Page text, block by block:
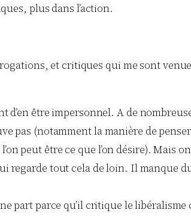
plus dans l’action.
et critiques qui me sont
être impersonnel. A de
pas (notamment la manière de
peut être ce que l’on désire). Mais on
regarde tout cela de loin. Il manque
part parce qu’il critique le libéralisme